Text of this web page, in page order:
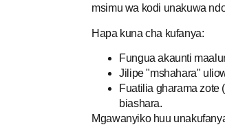
msimu wa kodi unakuwa
Hapa kuna cha kufanya:
Fungua akaunti
Jilipe "mshahara"
Fuatilia gharama zote
biashara.
Mgawanyiko huu